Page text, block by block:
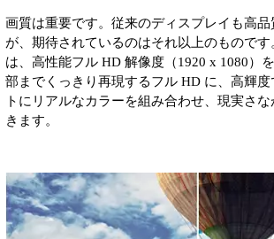
画質は重要です。従来のディスプレイも高
が、期待されているのはそれ以上のもので
は、高性能フル HD 解像度（1920 x 1080）
部までくっきり再現するフル HD に、高輝
トにリアルなカラーを組み合わせ、現実さ
きます。